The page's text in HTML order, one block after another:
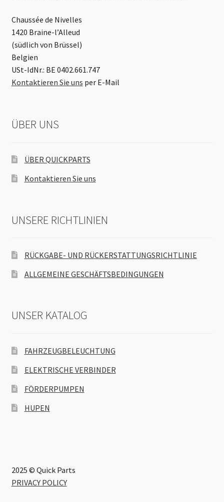
Chaussée de Nivelles
1420 Braine-l’Alleud
(südlich von Brüssel)
Belgien
USt-IdNr.: BE 0402.661.747
Kontaktieren Sie uns per E-Mail
ÜBER UNS
ÜBER QUICKPARTS
Kontaktieren Sie uns
UNSERE RICHTLINIEN
RÜCKGABE- UND RÜCKERSTATTUNGSRICHTLINIE
ALLGEMEINE GESCHÄFTSBEDINGUNGEN
UNSER KATALOG
FAHRZEUGBELEUCHTUNG
ELEKTRISCHE VERBINDER
FÖRDERPUMPEN
HUPEN
2025 © Quick Parts
PRIVACY POLICY